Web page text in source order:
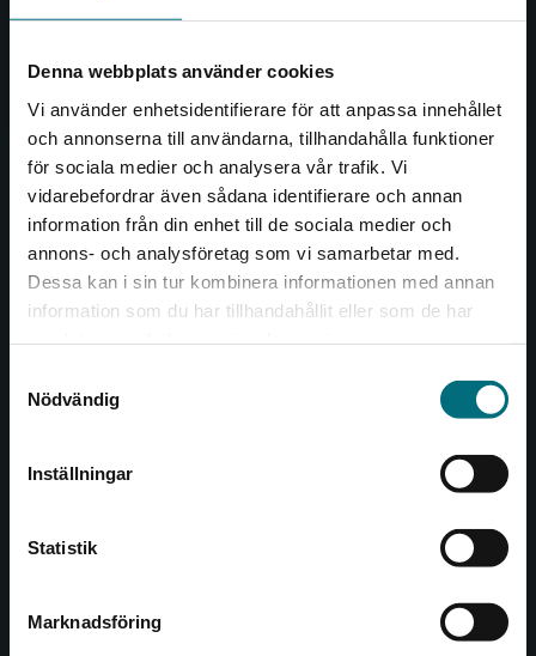
Denna webbplats använder cookies
Vi använder enhetsidentifierare för att anpassa innehållet
och annonserna till användarna, tillhandahålla funktioner
för sociala medier och analysera vår trafik. Vi
vidarebefordrar även sådana identifierare och annan
information från din enhet till de sociala medier och
annons- och analysföretag som vi samarbetar med.
Dessa kan i sin tur kombinera informationen med annan
information som du har tillhandahållit eller som de har
Nödvändig
Inställningar
Statistik
Marknadsföring
Begränsad fraktregion
Det verkar som att du besöker
Sverige. För att kunna slutföra ett köp måste
Kontakta oss
Kontakta oss
046-31 20 00
Box 141
221 00 Lund
Besöksadress:
Åkergränden 1
226 60 Lund
Kundservice
046-31 21 00